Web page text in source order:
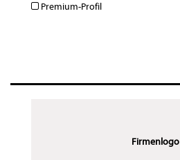
Premium-Profil
Firmenlogo